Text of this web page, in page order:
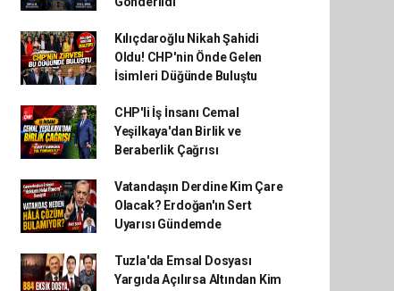
Kılıçdaroğlu Nikah Şahidi
Oldu! CHP'nin Önde Gelen
İsimleri Düğünde Buluştu
CHP'li İş İnsanı Cemal
Yeşilkaya'dan Birlik ve
Beraberlik Çağrısı
Vatandaşın Derdine Kim Çare
Olacak? Erdoğan'ın Sert
Uyarısı Gündemde
Tuzla'da Emsal Dosyası
Yargıda Açılırsa Altından Kim